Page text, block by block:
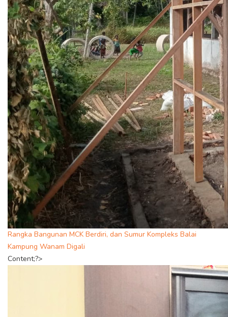
Rangka Bangunan MCK Berdiri, dan Sumur Kompleks Balai
Kampung Wanam Digali
Content;?>